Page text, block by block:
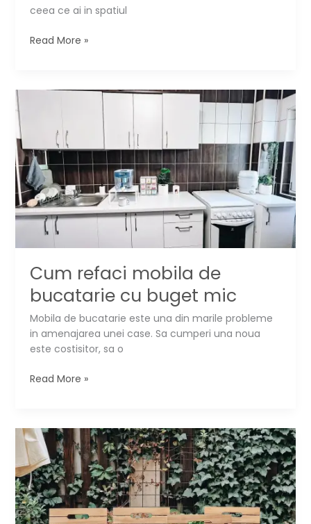
ceea ce ai in spatiul
Reamenajare
bej
si
verde
▶️
Read More »
Cum refaci mobila de
bucatarie cu buget mic
Mobila de bucatarie este una din marile probleme
in amenajarea unei case. Sa cumperi una noua
este costisitor, sa o
Cum
bucatarie
cu
buget
mic
Read More »